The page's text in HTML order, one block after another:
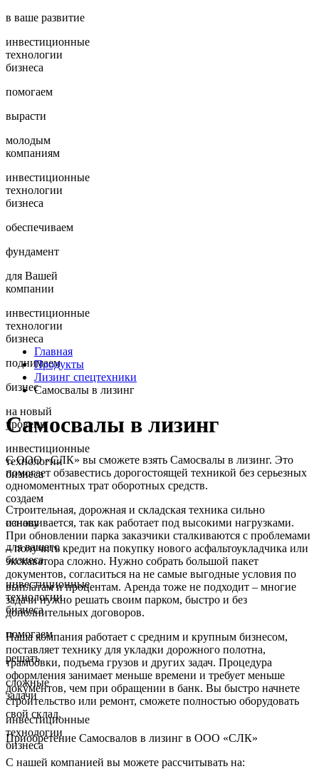
в ваше развитие
инвестиционные
технологии
бизнеса
помогаем
вырасти
молодым
компаниям
инвестиционные
технологии
бизнеса
обеспечиваем
фундамент
для Вашей
компании
инвестиционные
технологии
бизнеса
поднимаем
бизнес
на новый
уровень
инвестиционные
технологии
бизнеса
создаем
основу
для вашего
бизнеса
инвестиционные
технологии
бизнеса
помогаем
решать
сложные
задачи
инвестиционные
технологии
бизнеса
Главная
Продукты
Лизинг спецтехники
Самосвалы в лизинг
Самосвалы в лизинг
С ООО «СЛК» вы сможете взять Самосвалы в лизинг. Это
помогает обзавестись дорогостоящей техникой без серьезных
одномоментных трат оборотных средств.
Строительная, дорожная и складская техника сильно
изнашивается, так как работает под высокими нагрузками.
При обновлении парка заказчики сталкиваются с проблемами
– получить кредит на покупку нового асфальтоукладчика или
экскаватора сложно. Нужно собрать большой пакет
документов, согласиться на не самые выгодные условия по
выплатам и процентам. Аренда тоже не подходит – многие
задачи нужно решать своим парком, быстро и без
дополнительных договоров.
Наша компания работает с средним и крупным бизнесом,
поставляет технику для укладки дорожного полотна,
трамбовки, подъема грузов и других задач. Процедура
оформления занимает меньше времени и требует меньше
документов, чем при обращении в банк. Вы быстро начнете
строительство или ремонт, сможете полностью оборудовать
свой склад.
Приобретение Самосвалов в лизинг в ООО «СЛК»
С нашей компанией вы можете рассчитывать на: